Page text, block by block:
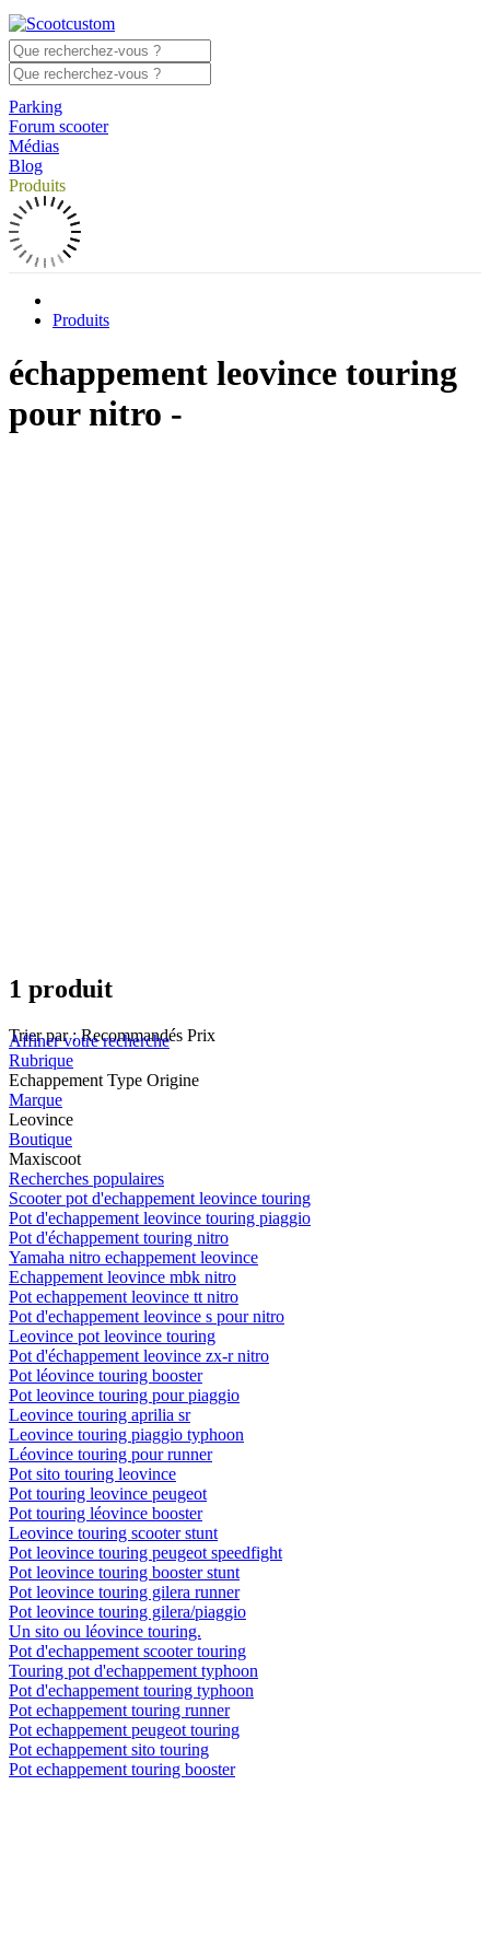
Parking
Forum scooter
Médias
Blog
Produits
Produits
échappement leovince touring
pour nitro -
1 produit
Trier par : Recommandés Prix
Affiner votre recherche
Rubrique
Echappement Type Origine
Marque
Leovince
Boutique
Maxiscoot
Recherches populaires
Scooter pot d'echappement leovince touring
Pot d'echappement leovince touring piaggio
Pot d'échappement touring nitro
Yamaha nitro echappement leovince
Echappement leovince mbk nitro
Pot echappement leovince tt nitro
Pot d'echappement leovince s pour nitro
Leovince pot leovince touring
Pot d'échappement leovince zx-r nitro
Pot léovince touring booster
Pot leovince touring pour piaggio
Leovince touring aprilia sr
Leovince touring piaggio typhoon
Léovince touring pour runner
Pot sito touring leovince
Pot touring leovince peugeot
Pot touring léovince booster
Leovince touring scooter stunt
Pot leovince touring peugeot speedfight
Pot leovince touring booster stunt
Pot leovince touring gilera runner
Pot leovince touring gilera/piaggio
Un sito ou léovince touring.
Pot d'echappement scooter touring
Touring pot d'echappement typhoon
Pot d'echappement touring typhoon
Pot echappement touring runner
Pot echappement peugeot touring
Pot echappement sito touring
Pot echappement touring booster